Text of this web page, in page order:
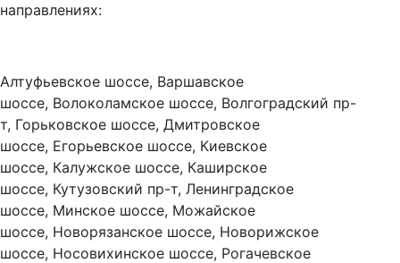
направлениях:
Алтуфьевское шоссе, Варшавское
шоссе, Волоколамское шоссе, Волгоградский пр-
т, Горьковское шоссе, Дмитровское
шоссе, Егорьевское шоссе, Киевское
шоссе, Калужское шоссе, Каширское
шоссе, Кутузовский пр-т, Ленинградское
шоссе, Минское шоссе, Можайское
шоссе, Новорязанское шоссе, Новорижское
шоссе, Носовихинское шоссе, Рогачевское